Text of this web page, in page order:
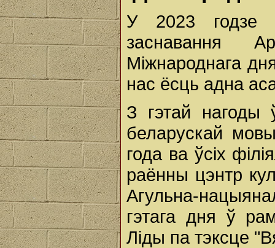
У 2023 годзе
заснавання
Міжнароднага
нас ёсць адна
З гэтай нагоды
беларускай
года ва ўсіх
раённы цэнтр
Агульна-
гэтага дня ў
Ліды па тэксце